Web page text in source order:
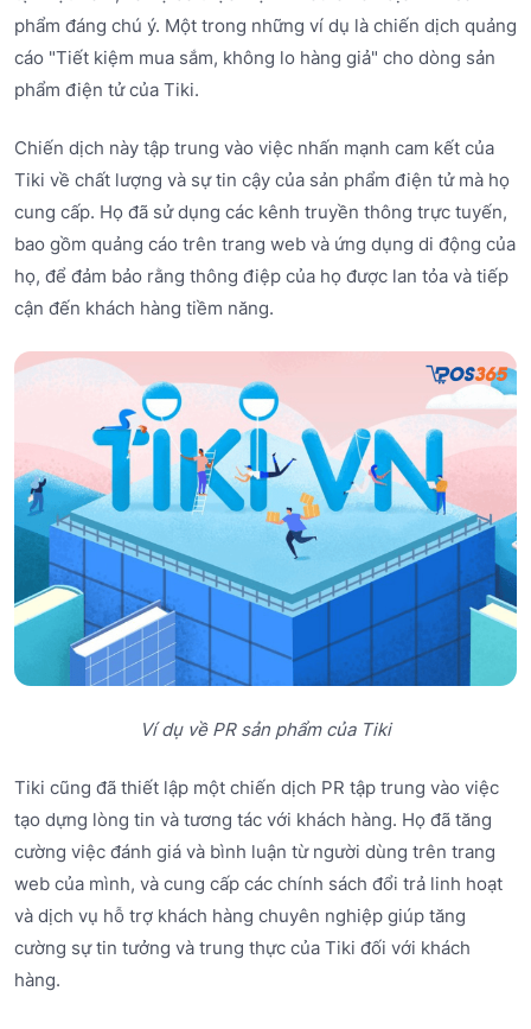
phẩm đáng chú ý. Một trong những ví dụ là chiến dịch quảng
cáo "Tiết kiệm mua sắm, không lo hàng giả" cho dòng sản
phẩm điện tử của Tiki.
Chiến dịch này tập trung vào việc nhấn mạnh cam kết của
Tiki về chất lượng và sự tin cậy của sản phẩm điện tử mà họ
cung cấp. Họ đã sử dụng các kênh truyền thông trực tuyến,
bao gồm quảng cáo trên trang web và ứng dụng di động của
họ, để đảm bảo rằng thông điệp của họ được lan tỏa và tiếp
cận đến khách hàng tiềm năng.
Ví dụ về PR sản phẩm của Tiki
Tiki cũng đã thiết lập một chiến dịch PR tập trung vào việc
tạo dựng lòng tin và tương tác với khách hàng. Họ đã tăng
cường việc đánh giá và bình luận từ người dùng trên trang
web của mình, và cung cấp các chính sách đổi trả linh hoạt
và dịch vụ hỗ trợ khách hàng chuyên nghiệp giúp tăng
cường sự tin tưởng và trung thực của Tiki đối với khách
hàng.